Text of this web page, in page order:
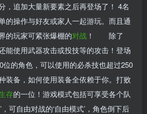
，追加大量新要素之后再登场了！ 4名
的操作与好友或家人一起游玩。而且通
的玩家可紧张爆棚的对战 ！ 除了
能使用武器攻击或投技等的攻击！登场
位的角色，可以使用的必杀技也超过250
装备，如何使用装备全依赖于你。打败
存的一位！游戏模式包括可享受各个队
，可自由对战的‘自由模式’，角色倒下后